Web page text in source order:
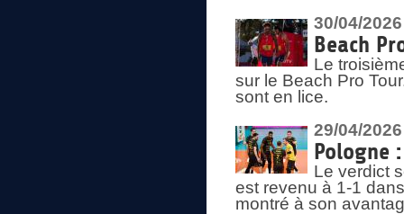
30/04/2026
Beach
Le
sur le Beach Pro
sont en lice.
29/04/2026
Pologne
Le verdict
est revenu à 1-1
montré à son